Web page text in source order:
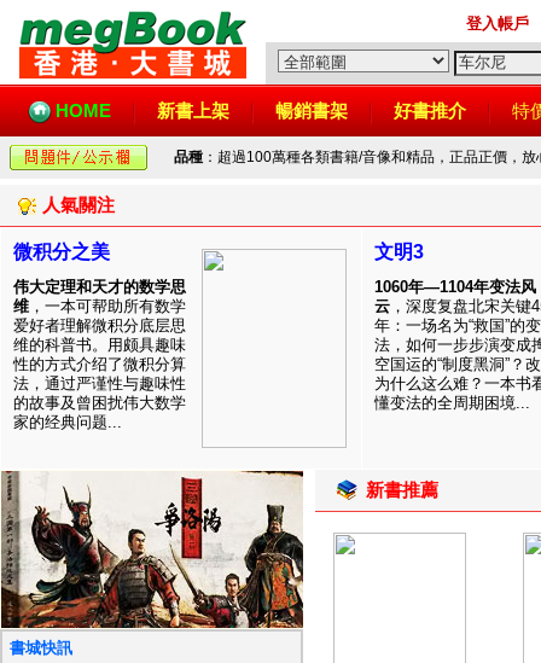
登入帳戶
HOME 新書上架 暢銷書架 好書推介 特
品種 ：超過100萬種各類書籍/音像和精品，正品正價，
人氣關注
微积分之美
伟大定理和天才的数学思
维 ，一本可帮助所有数学
爱好者理解微积分底层思
维的科普书。用颇具趣味
性的方式介绍了微积分算
法，通过严谨性与趣味性
的故事及曾困扰伟大数学
家的经典问题...
文明3
1060年—1104年变法风
云 ，深度复盘北宋关键
年：一场名为“救国”的变
法，如何一步步演变成
空国运的“制度黑洞”？
为什么这么难？一本书
懂变法的全周期困境...
書城快訊
新書推薦